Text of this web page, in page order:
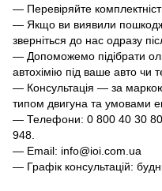
— Перевіряйте
— Якщо ви виявили
зверніться до нас одразу
— Допоможемо підібрати
автохімію під ваше авто чи
— Консультація — за маркою
типом двигуна та умовами
— Телефони: 0 800 40 30
948.
— Email: info@ioi.com.ua
— Графік консультацій: